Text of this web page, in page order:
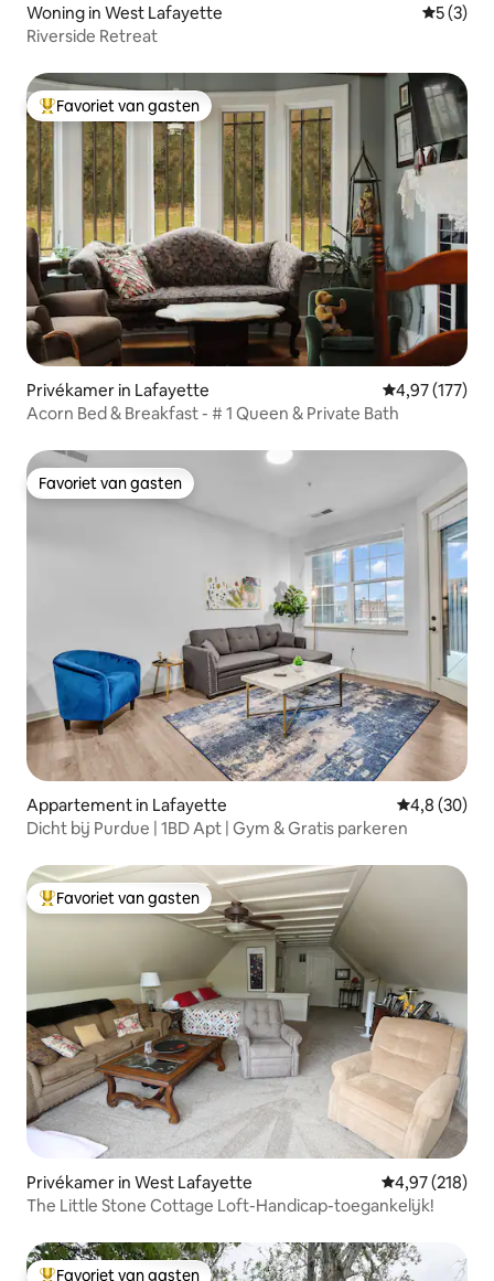
Woning in West Lafayette
5 (3)
Riverside Retreat
Topfavoriet van gasten
Favoriet van gasten
Privékamer in Lafayette Gemiddelde
4,97 (177)
Acorn Bed & Breakfast - # 1 Queen & Private Bath
Favoriet van gasten
Favoriet van gasten
Appartement in Lafayette Gemiddelde
4,8 (30)
Dicht bij Purdue | 1BD Apt | Gym & Gratis parkeren
Topfavoriet van gasten
Favoriet van gasten
Privékamer in West Lafayette Gemiddelde
4,97 (218)
The Little Stone Cottage Loft-Handicap-toegankelijk!
Favoriet van gasten